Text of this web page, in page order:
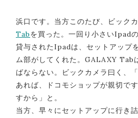
浜口です。当方このたび、ビックカ
Tabを買った。一回り小さいIpad
貸与されたIpadは、セットアップ
ム部がしてくれた。GALAXY Tab
ばならない。ビックカメラ曰く、
あれば、ドコモショップが親切で
すから」と。
当方、早々にセットアップに行き